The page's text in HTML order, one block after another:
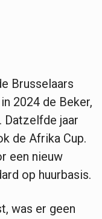
Brusselaars
2024 de Beker,
Datzelfde jaar
de Afrika Cup.
een nieuw
op huurbasis.
was er geen